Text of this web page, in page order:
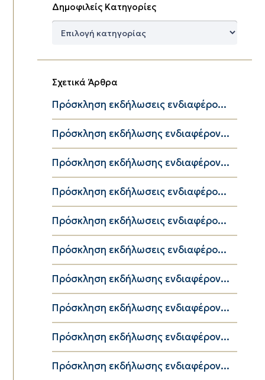
Δημοφιλείς Κατηγορίες
Δημοφιλείς
Σχετικά Άρθρα
Πρόσκληση εκδήλωσεις ενδιαφέρο...
Πρόσκληση εκδήλωσης ενδιαφέρον...
Πρόσκληση εκδήλωσης ενδιαφέρον...
Πρόσκληση εκδήλωσεις ενδιαφέρο...
Πρόσκληση εκδήλωσεις ενδιαφέρο...
Πρόσκληση εκδήλωσεις ενδιαφέρο...
Πρόσκληση εκδήλωσης ενδιαφέρον...
Πρόσκληση εκδήλωσης ενδιαφέρον...
Πρόσκληση εκδήλωσης ενδιαφέρον...
Πρόσκληση εκδήλωσης ενδιαφέρον...